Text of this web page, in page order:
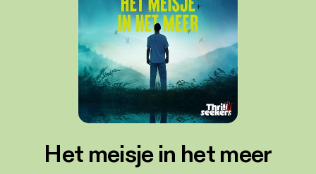
Het meisje in het meer